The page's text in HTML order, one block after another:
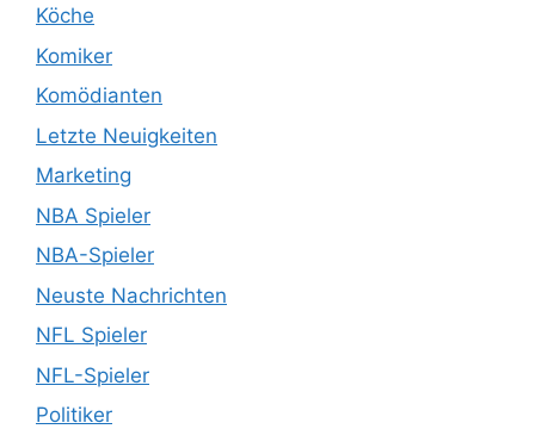
Köche
Komiker
Komödianten
Letzte Neuigkeiten
Marketing
NBA Spieler
NBA-Spieler
Neuste Nachrichten
NFL Spieler
NFL-Spieler
Politiker